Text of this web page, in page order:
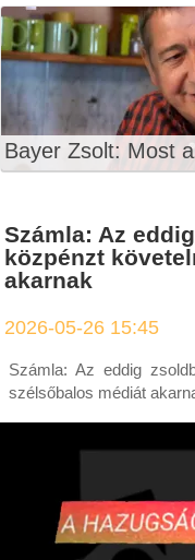
Bayer Zsolt: Most
Számla: Az
közpénzt
akarnak
2026-05-26 15:45
Számla: Az eddig
szélsőbalos médiát